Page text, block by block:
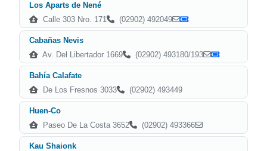
Los Aparts de Nené
Calle 303 Nro. 171
(02902) 492049
Cabañas Nevis
Av. Del Libertador 1669
(02902) 493180/193
Bahía Calafate
De Los Fresnos 3033
(02902) 493449
Huen-Co
Paseo De La Costa 3652
(02902) 493366
Kau Shaionk